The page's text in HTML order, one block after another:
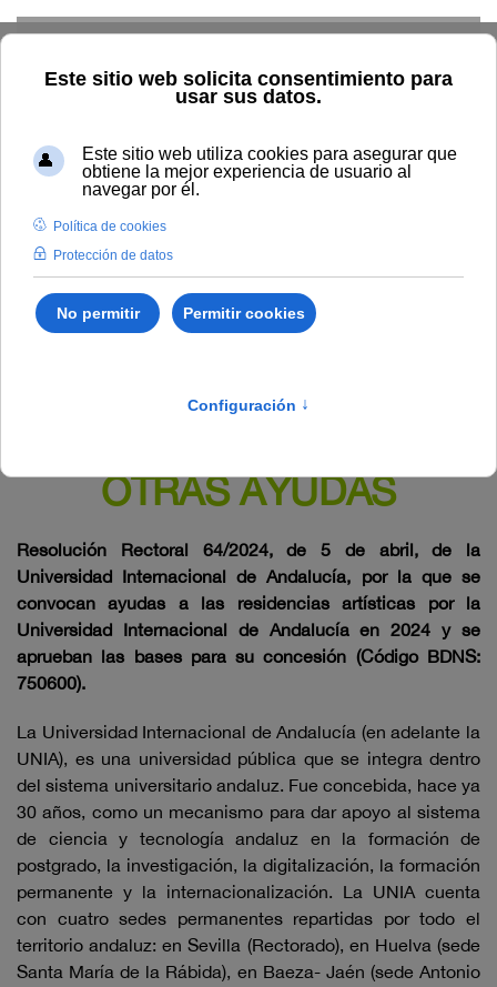
Inicio BOUNIA
Resolución Rectoral 64/2024, de 5 de abril,
de la Universidad Internacional de Andalucía, por la que se
Internacional de Andalucía en 2024 y se aprueban las bases para
su concesión (Código BDNS: 750600).
Publicado en:
OTRAS AYUDAS
Resolución Rectoral 64/2024, de 5 de abril, de la
Universidad Internacional de Andalucía, por la que se
convocan ayudas a las residencias artísticas por la
Universidad Internacional de Andalucía en 2024 y se
aprueban las bases para su concesión (Código BDNS:
750600).
La Universidad Internacional de Andalucía (en adelante la
UNIA), es una universidad pública que se integra dentro
del sistema universitario andaluz. Fue concebida, hace ya
30 años, como un mecanismo para dar apoyo al sistema
de ciencia y tecnología andaluz en la formación de
postgrado, la investigación, la digitalización, la formación
permanente y la internacionalización. La UNIA cuenta
con cuatro sedes permanentes repartidas por todo el
territorio andaluz: en Sevilla (Rectorado), en Huelva (sede
Santa María de la Rábida), en Baeza- Jaén (sede Antonio